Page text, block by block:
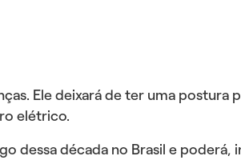
Ele deixará de ter uma postura
elétrico.
dessa década no Brasil e poderá,